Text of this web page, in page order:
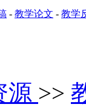
- 教学论文 - 教学
源 >>